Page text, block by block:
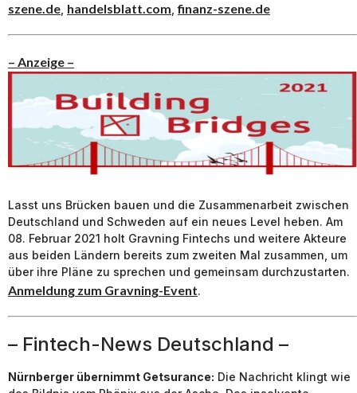
szene.de, handelsblatt.com,finanz-szene.de
– Anzeige –
Lasst uns Brücken bauen und die Zusammenarbeit zwischen
Deutschland und Schweden auf ein neues Level heben. Am
08. Februar 2021 holt Gravning Fintechs und weitere Akteure
aus beiden Ländern bereits zum zweiten Mal zusammen, um
über ihre Pläne zu sprechen und gemeinsam durchzustarten.
Anmeldung zum Gravning-Event.
– Fintech-News Deutschland –
Nürnberger übernimmt Getsurance: Die Nachricht klingt wie